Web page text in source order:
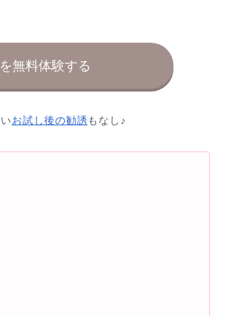
無料体験する
お試し後の勧誘 もなし♪